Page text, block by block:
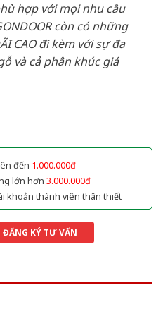
hợp với mọi nhu cầu
còn có những
CAO đi kèm với sự đa
và cả phân khúc giá
đến 1.000.000đ
lớn hơn 3.000.000đ
khoản thành viên thân thiết
ĐĂNG KÝ TƯ VẤN